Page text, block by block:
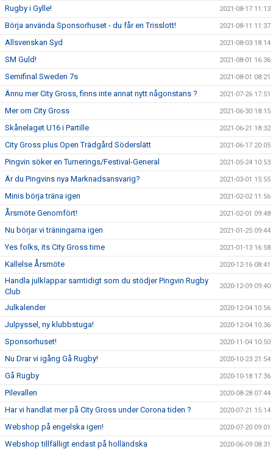
Rugby i Gylle! 2021-08-17 11:13
Börja använda Sponsorhuset - du får en Trisslott! 2021-08-11 11:37
Allsvenskan Syd 2021-08-03 18:14
SM Guld! 2021-08-01 16:36
Semifinal Sweden 7s 2021-08-01 08:21
Ännu mer City Gross, finns inte annat nytt någonstans ? 2021-07-26 17:51
Mer om City Gross 2021-06-30 18:15
Skånelaget U16 i Partille 2021-06-21 18:32
City Gross plus Open Trädgård Söderslätt 2021-06-17 20:05
Pingvin söker en Turnerings/Festival-General 2021-05-24 10:53
Är du Pingvins nya Marknadsansvarig? 2021-03-01 15:55
Minis börja träna igen 2021-02-02 11:56
Årsmöte Genomfört! 2021-02-01 09:48
Nu börjar vi träningarna igen 2021-01-25 09:44
Yes folks, its City Gross time 2021-01-13 16:58
Kallelse Årsmöte 2020-12-16 08:41
Handla julklappar samtidigt som du stödjer Pingvin Rugby
Club
2020-12-09 09:40
Julkalender 2020-12-04 10:56
Julpyssel, ny klubbstuga! 2020-12-04 10:36
Sponsorhuset! 2020-11-04 10:50
Nu Drar vi igång Gå Rugby! 2020-10-23 21:54
Gå Rugby 2020-10-18 17:36
Pilevallen 2020-08-28 07:44
Har vi handlat mer på City Gross under Corona tiden ? 2020-07-21 15:14
Webshop på engelska igen! 2020-07-20 09:01
Webshop tillfälligt endast på holländska 2020-06-09 08:31